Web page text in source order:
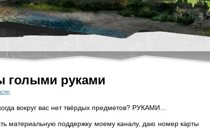
голыми руками
вокруг вас нет твёрдых предметов? РУКАМИ…
материальную поддержку моему каналу, даю номер карты